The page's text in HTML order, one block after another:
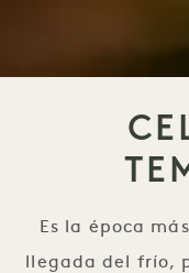
Es la época
llegada del frío,